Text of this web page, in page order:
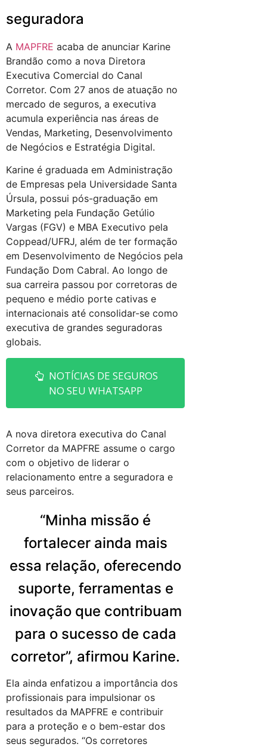
seguradora
A MAPFRE acaba de anunciar Karine
Brandão como a nova Diretora
Executiva Comercial do Canal
Corretor. Com 27 anos de atuação no
mercado de seguros, a executiva
acumula experiência nas áreas de
Vendas, Marketing, Desenvolvimento
de Negócios e Estratégia Digital.
Karine é graduada em Administração
de Empresas pela Universidade Santa
Úrsula, possui pós-graduação em
Marketing pela Fundação Getúlio
Vargas (FGV) e MBA Executivo pela
Coppead/UFRJ, além de ter formação
em Desenvolvimento de Negócios pela
Fundação Dom Cabral. Ao longo de
sua carreira passou por corretoras de
pequeno e médio porte cativas e
internacionais até consolidar-se como
executiva de grandes seguradoras
globais.
NOTÍCIAS DE SEGUROS
NO SEU WHATSAPP
A nova diretora executiva do Canal
Corretor da MAPFRE assume o cargo
com o objetivo de liderar o
relacionamento entre a seguradora e
seus parceiros.
“Minha missão é
fortalecer ainda mais
essa relação, oferecendo
suporte, ferramentas e
inovação que contribuam
para o sucesso de cada
corretor”, afirmou Karine.
Ela ainda enfatizou a importância dos
profissionais para impulsionar os
resultados da MAPFRE e contribuir
para a proteção e o bem-estar dos
seus segurados. “Os corretores